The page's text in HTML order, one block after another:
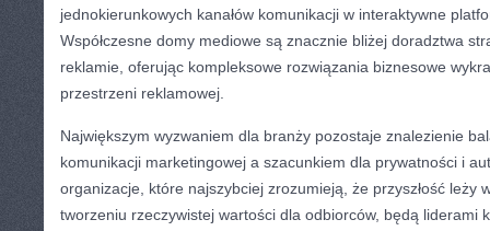
jednokierunkowych kanałów komunikacji w interaktywne
Współczesne domy mediowe są znacznie bliżej doradztwa
reklamie, oferując kompleksowe rozwiązania biznesowe
przestrzeni reklamowej.
Największym wyzwaniem dla branży pozostaje znalezienie
komunikacji marketingowej a szacunkiem dla prywatności i
organizacje, które najszybciej zrozumieją, że przyszłość leży
tworzeniu rzeczywistej wartości dla odbiorców, będą liderami